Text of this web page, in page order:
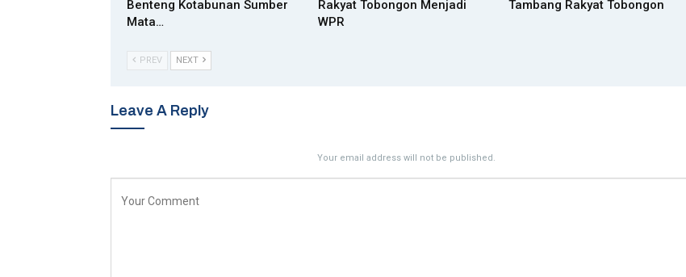
Benteng Kotabunan Sumber
Mata…
Rakyat Tobongon Menjadi
WPR
Tambang Rakyat Tobongon
PREV NEXT
Leave A Reply
Your email address will not be published.